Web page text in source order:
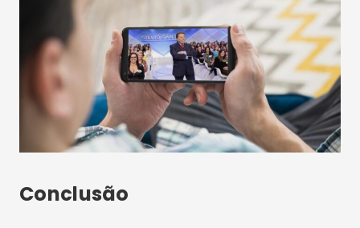
pesquisa adequada e ler os comentários de
outros usuários.
Assim, com a seleção certa, seu celular pode se
tornar o novo centro de entretenimento,
permitindo que você assista a seus programas
favoritos onde quer que esteja.